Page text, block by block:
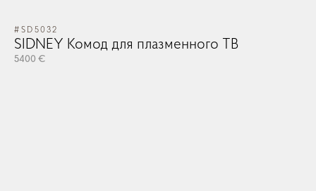
#SD5032
SIDNEY Комод для плазменного ТВ
5400 €